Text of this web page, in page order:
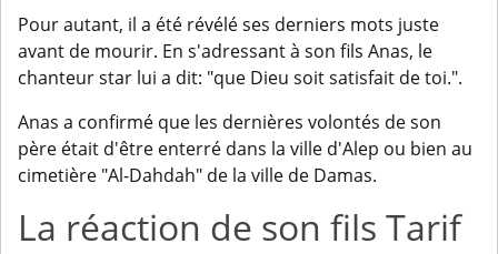
Pour autant, il a été révélé ses derniers mots juste
avant de mourir. En s'adressant à son fils Anas, le
chanteur star lui a dit: "que Dieu soit satisfait de toi.".
Anas a confirmé que les dernières volontés de son
père était d'être enterré dans la ville d'Alep ou bien au
cimetière "Al-Dahdah" de la ville de Damas.
La réaction de son fils Tarif